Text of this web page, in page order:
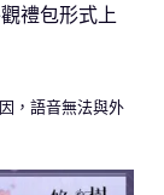
禮包形式上
，語音無法與外